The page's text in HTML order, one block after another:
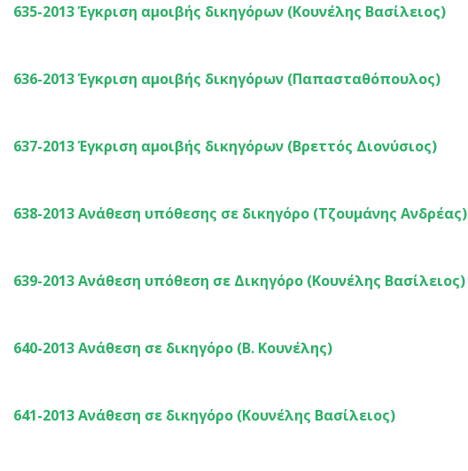
635-2013 Έγκριση αμοιβής δικηγόρων (Κουνέλης Βασίλειος)
636-2013 Έγκριση αμοιβής δικηγόρων (Παπασταθόπουλος)
637-2013 Έγκριση αμοιβής δικηγόρων (Βρεττός Διονύσιος)
638-2013 Ανάθεση υπόθεσης σε δικηγόρο (Τζουμάνης Ανδρέας)
639-2013 Ανάθεση υπόθεση σε Δικηγόρο (Κουνέλης Βασίλειος)
640-2013 Ανάθεση σε δικηγόρο (Β. Κουνέλης)
641-2013 Ανάθεση σε δικηγόρο (Κουνέλης Βασίλειος)